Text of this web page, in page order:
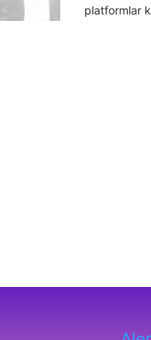
platformlar